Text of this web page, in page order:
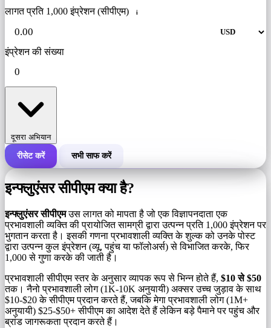
लागत प्रति 1,000 इंप्रेशन (सीपीएम) i
इंप्रेशन की संख्या
दूसरा अभियान
एक अभियान की कुल लागत
लागत प्रति 1,000 इंप्रेशन (सीपीएम)
इंप्रेशन की संख्या
रीसेट करें सभी साफ करें
इन्फ्लुएंसर सीपीएम क्या है?
इन्फ्लुएंसर सीपीएमउस लागत को मापता है जो एक विज्ञापनदाता एक
प्रभावशाली व्यक्ति की प्रायोजित सामग्री द्वारा उत्पन्न प्रति 1,000 इंप्रेशन पर
भुगतान करता है। इसकी गणना प्रभावशाली व्यक्ति के शुल्क को उनके पोस्ट
द्वारा उत्पन्न कुल इंप्रेशन (व्यू, पहुंच या फॉलोअर्स) से विभाजित करके, फिर
1,000 से गुणा करके की जाती है।
प्रभावशाली सीपीएम स्तर के अनुसार व्यापक रूप से भिन्न होते हैं, $10 से $50
तक। नैनो प्रभावशाली लोग (1K-10K अनुयायी) अक्सर उच्च जुड़ाव के साथ
$10-$20 के सीपीएम प्रदान करते हैं, जबकि मेगा प्रभावशाली लोग (1M+
अनुयायी) $25-$50+ सीपीएम का आदेश देते हैं लेकिन बड़े पैमाने पर पहुंच और
ब्रांड जागरूकता प्रदान करते हैं।